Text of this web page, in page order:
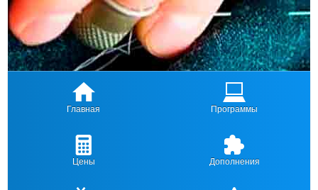
Главная Программы
Цены Дополнения